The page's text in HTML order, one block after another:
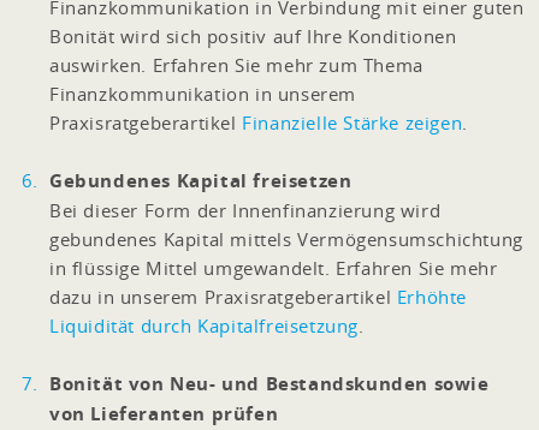
Finanzkommunikation in Verbindung mit einer guten
Bonität wird sich positiv auf Ihre Konditionen
auswirken. Erfahren Sie mehr zum Thema
Finanzkommunikation in unserem
Praxisratgeberartikel Finanzielle Stärke zeigen.
Gebundenes Kapital freisetzen
Bei dieser Form der Innenfinanzierung wird
gebundenes Kapital mittels Vermögensumschichtung
in flüssige Mittel umgewandelt. Erfahren Sie mehr
dazu in unserem Praxisratgeberartikel Erhöhte
Liquidität durch Kapitalfreisetzung.
Bonität von Neu- und Bestandskunden sowie
von Lieferanten prüfen